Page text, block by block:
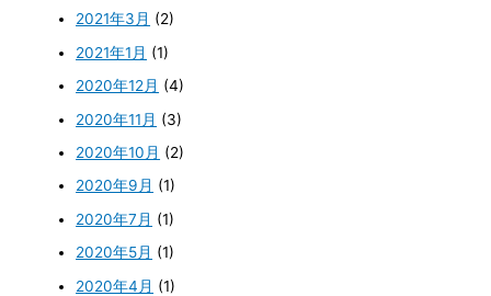
2021年3月 (2)
2021年1月 (1)
2020年12月 (4)
2020年11月 (3)
2020年10月 (2)
2020年9月 (1)
2020年7月 (1)
2020年5月 (1)
2020年4月 (1)